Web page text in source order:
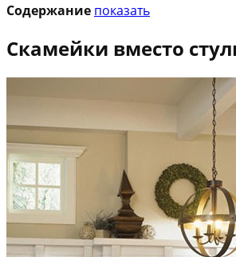
Содержание показать
Скамейки вместо